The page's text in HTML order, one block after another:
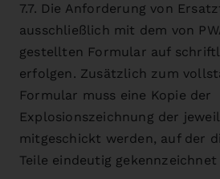
7.7. Die Anforderung von
ausschließlich mit dem von
gestellten Formular auf
erfolgen. Zusätzlich zum
Formular muss eine Kopie der
Explosionszeichnung der
mitgeschickt werden, auf der
Teile eindeutig gekennzeichnet